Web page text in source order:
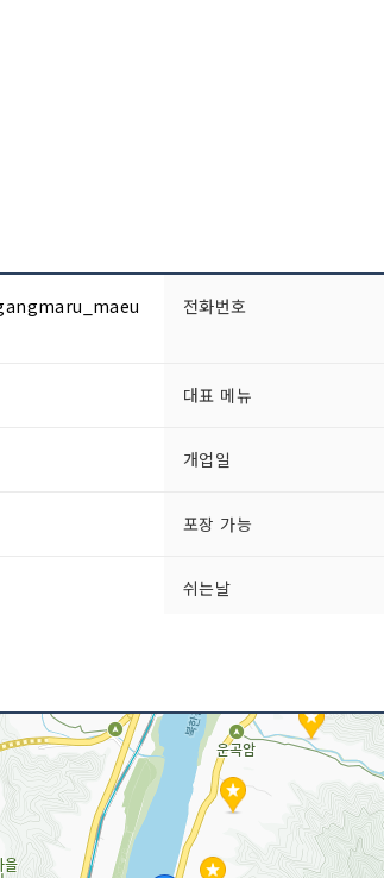
전화번호
대표 메뉴
개업일
포장 가능
쉬는날